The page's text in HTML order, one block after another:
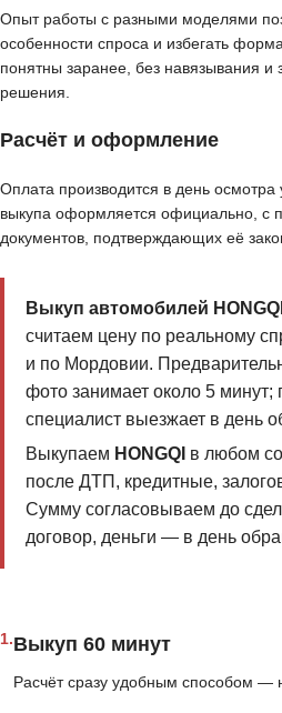
Опыт работы с разными моделями
особенности спроса и избегать
понятны заранее, без навязывания и
решения.
Расчёт и оформление
Оплата производится в день
выкупа оформляется официально, с
документов, подтверждающих её
Выкуп автомобилей
считаем цену по реальному
и по Мордовии.
фото занимает около 5 минут;
специалист выезжает в день
Выкупаем HONGQI в любом
после ДТП, кредитные,
Сумму согласовываем до
договор, деньги — в день
1.Выкуп 60 минут
Расчёт сразу удобным способом —